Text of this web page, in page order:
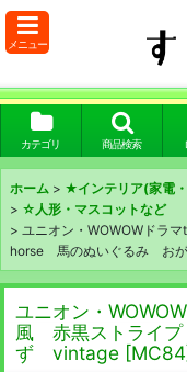
メニュー
カテゴリ 商品検索
ホーム > ★インテリア(家電
> ☆人形・マスコットなど
> ユニオン・WOWOWドラ
horse 馬のぬいぐるみ お
ユニオン・
風 赤黒ストライ
ず vintage [MC84